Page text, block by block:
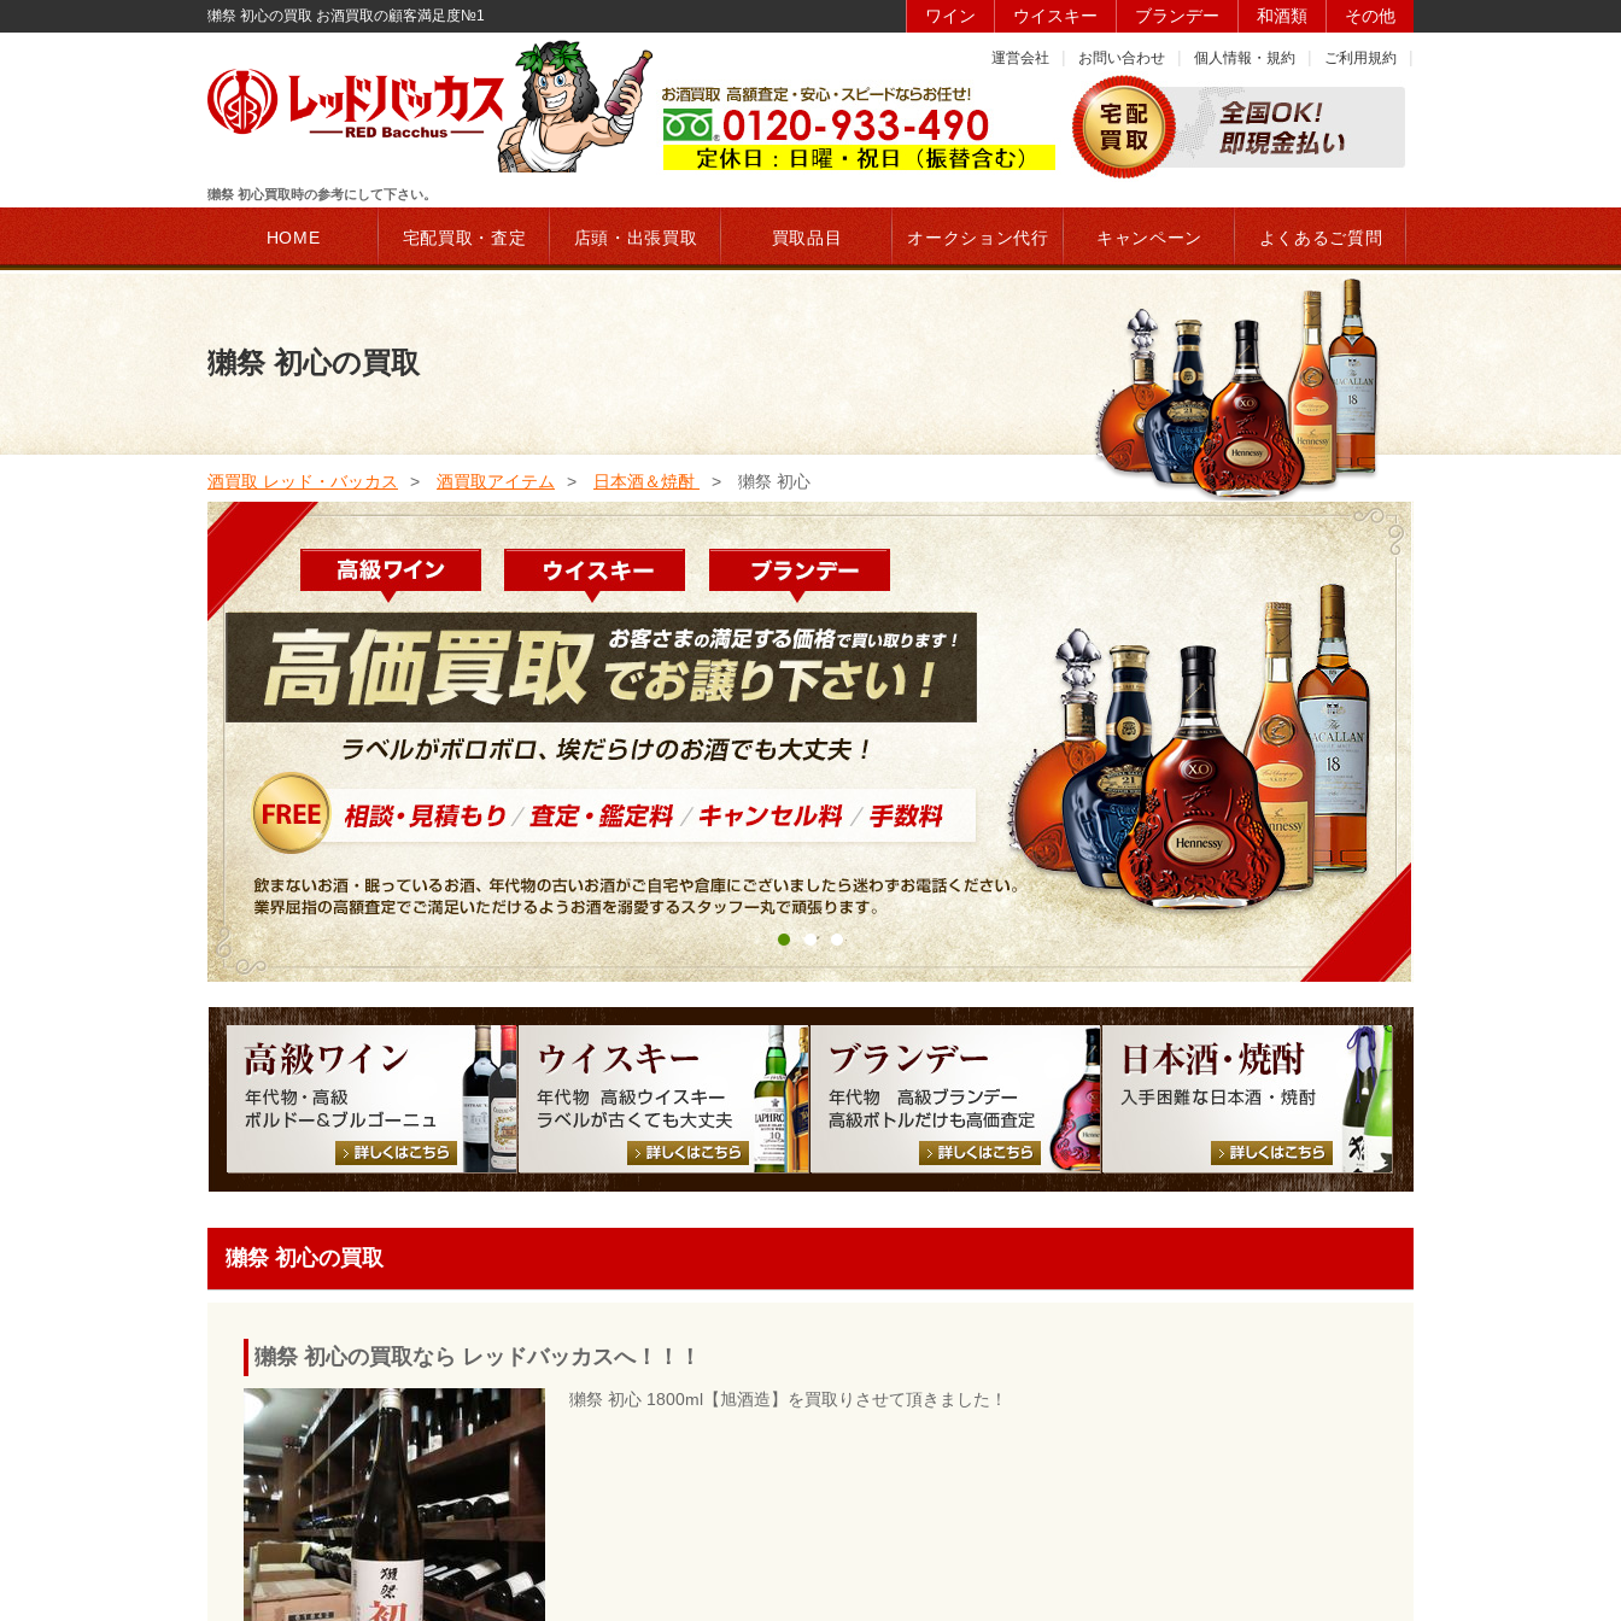
獺祭 初心の買取 お酒買取の顧客満足度№1 ワイン ウイスキー ブランデー 和酒類 その他
運営会社 お問い合わせ 個人情報・規約 ご利用規約
獺祭 初心買取時の参考にして下さい。
HOME 宅配買取・査定 店頭・出張買取 買取品目 オークション代行 キャンペーン よくあるご質問
獺祭 初心の買取
酒買取 レッド・バッカス 酒買取アイテム 日本酒＆焼酎 獺祭 初心
獺祭 初心の買取
獺祭 初心の買取なら レッドバッカスへ！！！
獺祭 初心 1800ml【旭酒造】を買取りさせて頂きました！